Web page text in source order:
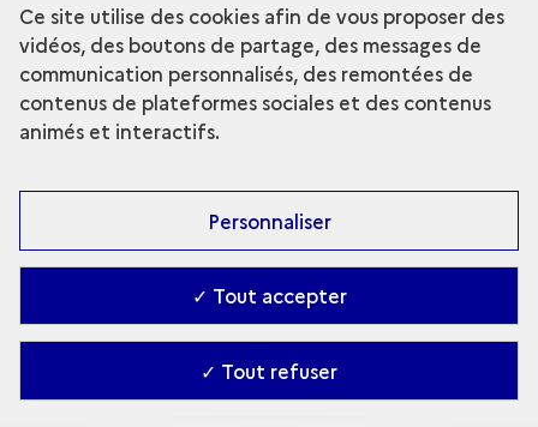
Ce site utilise des cookies afin de vous proposer des
vidéos, des boutons de partage, des messages de
communication personnalisés, des remontées de
contenus de plateformes sociales et des contenus
animés et interactifs.
Personnaliser
✓ Tout accepter
✓ Tout refuser